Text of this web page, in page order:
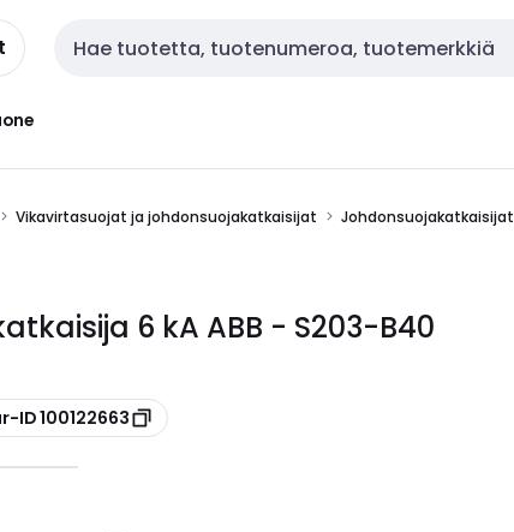
Haku
Vikavirtasuojat ja johdonsuojakatkaisijat Johdonsuojakatkaisijat
6 kA ABB - S203-B40
ID 100122663